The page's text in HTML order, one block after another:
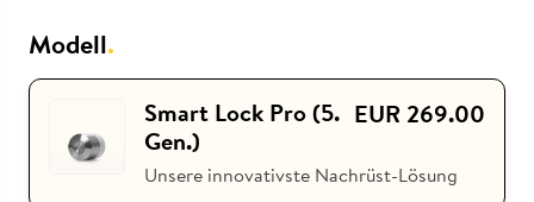
Nuki Club
Modell.
Smart Lock Pro (5.
Gen.)
EUR 269.00
Unsere innovativste Nachrüst-Lösung